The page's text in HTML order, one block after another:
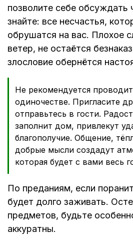
позволите себе обсуждать
знайте: все несчастья,
обрушатся на вас. Плохое
ветер, не остаётся
злословие обернётся
Не рекомендуется
одиночестве. Пригласите
отправьтесь в гости.
заполнит дом, привлекут
благополучие. Общение,
добрые мысли создадут
которая будет с вами весь
По преданиям, если
будет долго заживать.
предметов, будьте
аккуратны.